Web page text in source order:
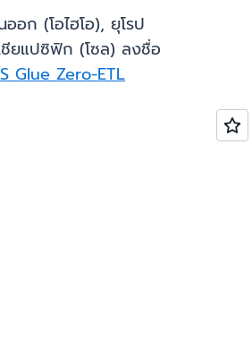
อก (โอไฮโอ), ยุโรป
ชียแปซิฟิก (โซล) ลงชื่อ
Glue Zero-ETL